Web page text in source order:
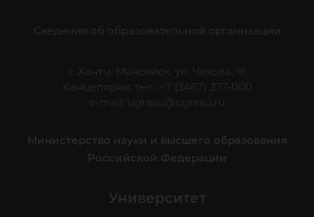
Сведения об образовательной организации
г. Ханты-Мансийск, ул. Чехова, 16
Канцелярия: тел.: +7 (3467) 377-000
e-mail:
ugrasu@ugrasu.ru
Министерство науки и высшего образования
Российской Федерации
Университет